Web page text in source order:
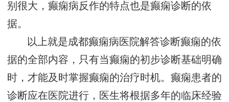
别很大，癫痫病反作的特点也是癫痫诊断的依
据。
以上就是成都癫痫病医院解答诊断癫痫的依
据的全部内容，只有当癫痫的初步诊断基础明确
时，才能及时掌握癫痫的治疗时机。癫痫患者的
诊断应在医院进行，医生将根据多年的临床经验